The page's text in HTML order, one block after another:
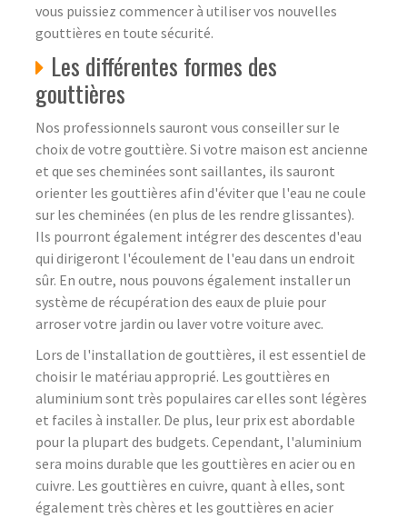
vous puissiez commencer à utiliser vos nouvelles
gouttières en toute sécurité.
Les différentes formes des
gouttières
Nos professionnels sauront vous conseiller sur le
choix de votre gouttière. Si votre maison est ancienne
et que ses cheminées sont saillantes, ils sauront
orienter les gouttières afin d'éviter que l'eau ne coule
sur les cheminées (en plus de les rendre glissantes).
Ils pourront également intégrer des descentes d'eau
qui dirigeront l'écoulement de l'eau dans un endroit
sûr. En outre, nous pouvons également installer un
système de récupération des eaux de pluie pour
arroser votre jardin ou laver votre voiture avec.
Lors de l'installation de gouttières, il est essentiel de
choisir le matériau approprié. Les gouttières en
aluminium sont très populaires car elles sont légères
et faciles à installer. De plus, leur prix est abordable
pour la plupart des budgets. Cependant, l'aluminium
sera moins durable que les gouttières en acier ou en
cuivre. Les gouttières en cuivre, quant à elles, sont
également très chères et les gouttières en acier